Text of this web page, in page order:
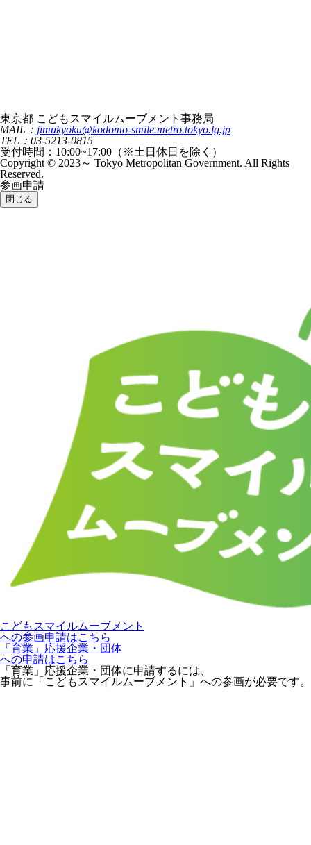
東京都 こどもスマイルムーブメント事務局
MAIL： jimukyoku@kodomo-smile.metro.tokyo.lg.jp
TEL：03-5213-0815
受付時間：10:00~17:00（※土日休日を除く）
Copyright © 2023～ Tokyo Metropolitan Government. All Rights
Reserved.
参画申請
閉じる
こどもスマイルムーブメント
への参画申請はこちら
「育業」応援企業・団体
への申請はこちら
「育業」応援企業・団体に申請するには、
事前に「こどもスマイルムーブメント」への参画が必要です。